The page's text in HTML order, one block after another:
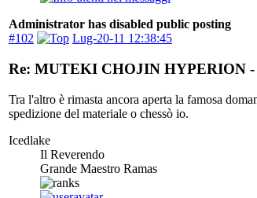
Administrator has disabled public posting
#102
Lug-20-11 12:38:45
Re: MUTEKI CHOJIN HYPERION -
Tra l'altro è rimasta ancora aperta la famosa
spedizione del materiale o chessò io.
Icedlake
Il Reverendo
Grande Maestro Ramas